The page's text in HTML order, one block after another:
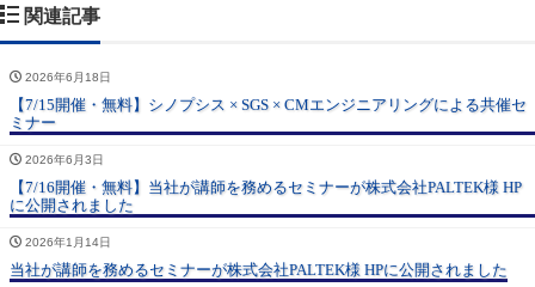
関連記事
2026年6月18日
【7/15開催・無料】シノプシス × SGS × CMエンジニアリングによる共催セ
ミナー
2026年6月3日
【7/16開催・無料】当社が講師を務めるセミナーが株式会社PALTEK様 HP
に公開されました
2026年1月14日
当社が講師を務めるセミナーが株式会社PALTEK様 HPに公開されました